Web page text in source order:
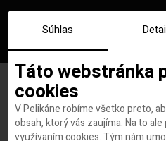
Značka:
Súhlas
Táto webstránka
cookies
V Pelikáne robíme všetko preto,
obsah, ktorý vás zaujíma. Na to
využívaním cookies. Tým nám